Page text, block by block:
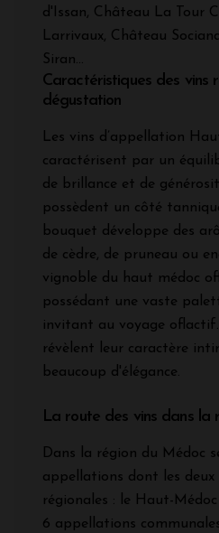
d'Issan, Château La Tour
Larrivaux, Château
Siran...
Caractéristiques des vins
dégustation
Les vins d’appellation
caractérisent par un
de brillance et de
possèdent un côté
bouquet développe des
de cèdre, de pruneau ou
vignoble du haut médoc
possédant une vaste
invitant au voyage
révèlent leur caractère
beaucoup d'élégance.
La route des vins dans la
Dans la région du Médoc
appellations dont les
régionales : le Haut-
6 appellations